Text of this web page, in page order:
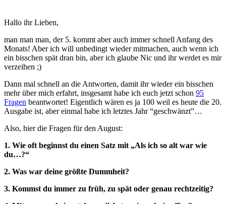
Hallo ihr Lieben,
man man man, der 5. kommt aber auch immer schnell Anfang des
Monats! Aber ich will unbedingt wieder mitmachen, auch wenn ich
ein bisschen spät dran bin, aber ich glaube Nic und ihr werdet es mir
verzeihen ;)
Dann mal schnell an die Antworten, damit ihr wieder ein bisschen
mehr über mich erfahrt, insgesamt habe ich euch jetzt schon 95
Fragen beantwortet! Eigentlich wären es ja 100 weil es heute die 20.
Ausgabe ist, aber einmal habe ich letztes Jahr “geschwänzt”…
Also, hier die Fragen für den August:
1. Wie oft beginnst du einen Satz mit „Als ich so alt war wie
du…?“
2. Was war deine größte Dummheit?
3. Kommst du immer zu früh, zu spät oder genau rechtzeitig?